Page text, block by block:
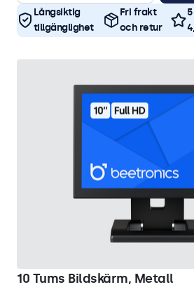
Långsiktig
tillgänglighet
Fri frakt
och retur
10 Tums Bildskärm, Metall